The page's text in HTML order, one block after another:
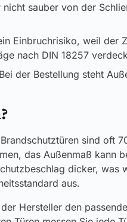
sauber von der
Einbruchrisiko, weil der
nach DIN 18257
der Bestellung steht
sind oft
das Außenmaß kann
dicker, was
aus.
Hersteller den